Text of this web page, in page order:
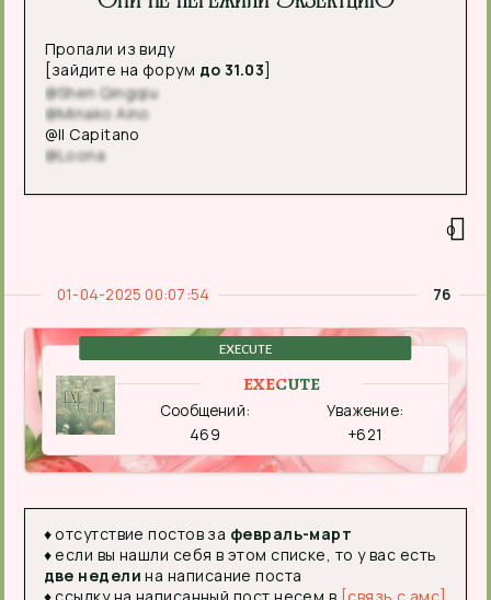
Пропали из виду
[зайдите на форум до 31.03]
@Shen Qingqiu
@Minako Aino
@Il Capitano
@Loona
0
76
01-04-2025 00:07:54
EXECUTE
EXECUTE
Сообщений:
469
Уважение:
+621
♦ отсутствие постов за февраль-март
♦ если вы нашли себя в этом списке, то у вас есть
две недели на написание поста